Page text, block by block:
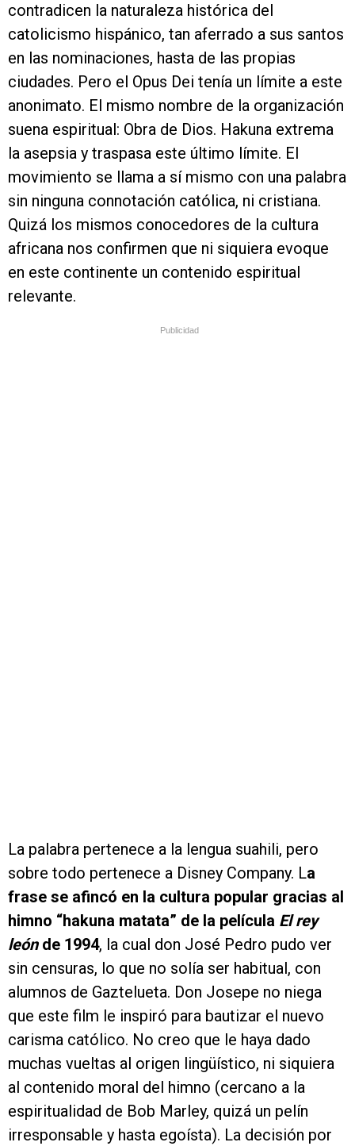
contradicen la naturaleza histórica del
catolicismo hispánico, tan aferrado a sus santos
en las nominaciones, hasta de las propias
ciudades. Pero el Opus Dei tenía un límite a este
anonimato. El mismo nombre de la organización
suena espiritual: Obra de Dios. Hakuna extrema
la asepsia y traspasa este último límite. El
movimiento se llama a sí mismo con una palabra
sin ninguna connotación católica, ni cristiana.
Quizá los mismos conocedores de la cultura
africana nos confirmen que ni siquiera evoque
en este continente un contenido espiritual
relevante.
Publicidad
La palabra pertenece a la lengua suahili, pero
sobre todo pertenece a Disney Company. La
frase se afincó en la cultura popular gracias al
himno “hakuna matata” de la película El rey
leónde 1994, la cual don José Pedro pudo ver
sin censuras, lo que no solía ser habitual, con
alumnos de Gaztelueta. Don Josepe no niega
que este film le inspiró para bautizar el nuevo
carisma católico. No creo que le haya dado
muchas vueltas al origen lingüístico, ni siquiera
al contenido moral del himno (cercano a la
espiritualidad de Bob Marley, quizá un pelín
irresponsable y hasta egoísta). La decisión por